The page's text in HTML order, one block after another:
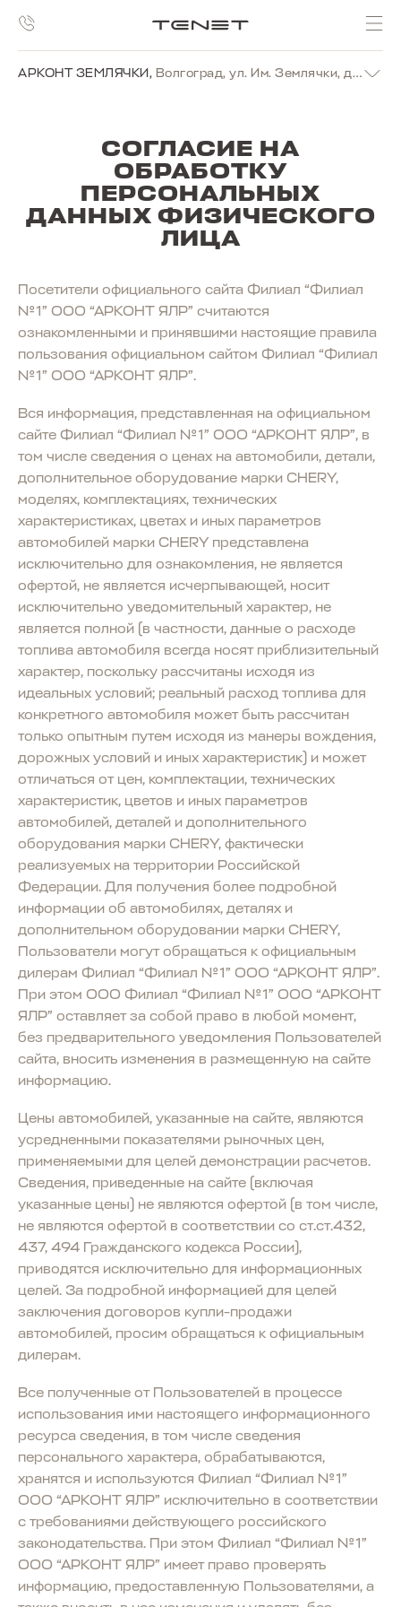
АРКОНТ ЗЕМЛЯЧКИ, Волгоград, ул. Им. Землячки, д. 19г
СОГЛАСИЕ НА
ОБРАБОТКУ
ПЕРСОНАЛЬНЫХ
ДАННЫХ ФИЗИЧЕСКОГО
ЛИЦА
Посетители официального сайта Филиал “Филиал
№1” ООО “АРКОНТ ЯЛР” считаются
ознакомленными и принявшими настоящие правила
пользования официальном сайтом Филиал “Филиал
№1” ООО “АРКОНТ ЯЛР”.
Вся информация, представленная на официальном
сайте Филиал “Филиал №1” ООО “АРКОНТ ЯЛР”, в
том числе сведения о ценах на автомобили, детали,
дополнительное оборудование марки CHERY,
моделях, комплектациях, технических
характеристиках, цветах и иных параметров
автомобилей марки CHERY представлена
исключительно для ознакомления, не является
офертой, не является исчерпывающей, носит
исключительно уведомительный характер, не
является полной (в частности, данные о расходе
топлива автомобиля всегда носят приблизительный
характер, поскольку рассчитаны исходя из
идеальных условий; реальный расход топлива для
конкретного автомобиля может быть рассчитан
только опытным путем исходя из манеры вождения,
дорожных условий и иных характеристик) и может
отличаться от цен, комплектации, технических
характеристик, цветов и иных параметров
автомобилей, деталей и дополнительного
оборудования марки CHERY, фактически
реализуемых на территории Российской
Федерации. Для получения более подробной
информации об автомобилях, деталях и
дополнительном оборудовании марки CHERY,
Пользователи могут обращаться к официальным
дилерам Филиал “Филиал №1” ООО “АРКОНТ ЯЛР”.
При этом ООО Филиал “Филиал №1” ООО “АРКОНТ
ЯЛР” оставляет за собой право в любой момент,
без предварительного уведомления Пользователей
сайта, вносить изменения в размещенную на сайте
информацию.
Цены автомобилей, указанные на сайте, являются
усредненными показателями рыночных цен,
применяемыми для целей демонстрации расчетов.
Сведения, приведенные на сайте (включая
указанные цены) не являются офертой (в том числе,
не являются офертой в соответствии со ст.ст.432,
437, 494 Гражданского кодекса России),
приводятся исключительно для информационных
целей. За подробной информацией для целей
заключения договоров купли-продажи
автомобилей, просим обращаться к официальным
дилерам.
Все полученные от Пользователей в процессе
использования ими настоящего информационного
ресурса сведения, в том числе сведения
персонального характера, обрабатываются,
хранятся и используются Филиал “Филиал №1”
ООО “АРКОНТ ЯЛР” исключительно в соответствии
с требованиями действующего российского
законодательства. При этом Филиал “Филиал №1”
ООО “АРКОНТ ЯЛР” имеет право проверять
информацию, предоставленную Пользователями, а